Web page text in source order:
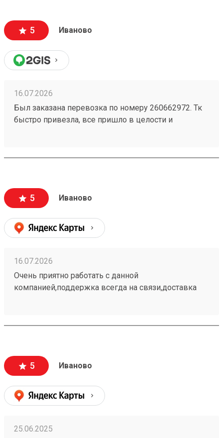
5 Иваново
16.07.2026
Был заказана перевозка по номеру 260662972. Тк
быстро привезла, все пришло в целости и
только этой транспортной компанией.
5 Иваново
16.07.2026
Очень приятно работать с данной
компанией,поддержка всегда на связи,доставка
260662972
5 Иваново
25.06.2025